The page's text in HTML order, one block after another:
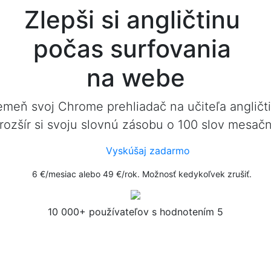
Zlepši si angličtinu
počas surfovania
na webe
svoj Chrome prehliadač na učiteľa
si svoju slovnú zásobu o 100 slov
Vyskúšaj zadarmo
6 €/mesiac alebo 49 €/rok. Možnosť kedykoľvek zrušiť.
10 000+ používateľov s hodnotením 5